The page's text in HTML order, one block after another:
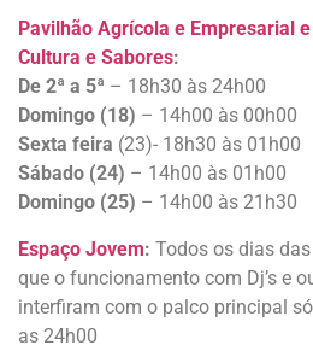
Pavilhão Agrícola e Empresarial
Cultura e Sabores:
De 2ª a 5ª – 18h30 às 24h00
Domingo (18) – 14h00 às 00h00
Sexta feira (23)- 18h30 às 01h00
Sábado (24) – 14h00 às 01h00
Domingo (25) – 14h00 às 21h30
Espaço Jovem: Todos os dias
que o funcionamento com Dj’s e
interfiram com o palco principal
as 24h00